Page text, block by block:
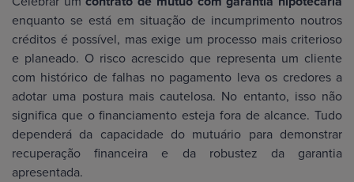
enquanto se está em situação de incumprimento noutros
créditos é possível, mas exige um processo mais criterioso
e planeado. O risco acrescido que representa um cliente
com histórico de falhas no pagamento leva os credores a
adotar uma postura mais cautelosa. No entanto, isso não
significa que o financiamento esteja fora de alcance. Tudo
dependerá da capacidade do mutuário para demonstrar
recuperação financeira e da robustez da garantia
apresentada.